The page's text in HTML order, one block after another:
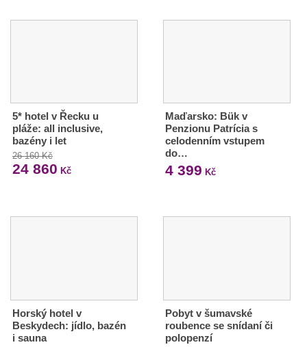
5* hotel v Řecku u
pláže: all inclusive,
bazény i let
26 160 Kč
24 860 Kč
Maďarsko: Bük v
Penzionu Patrícia s
celodenním vstupem
do…
4 399 Kč
Horský hotel v
Beskydech: jídlo, bazén
i sauna
Pobyt v šumavské
roubence se snídaní či
polopenzí